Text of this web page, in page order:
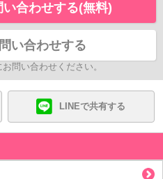
合わせする(無料)
い合わせする
問い合わせください。
LINEで共有する